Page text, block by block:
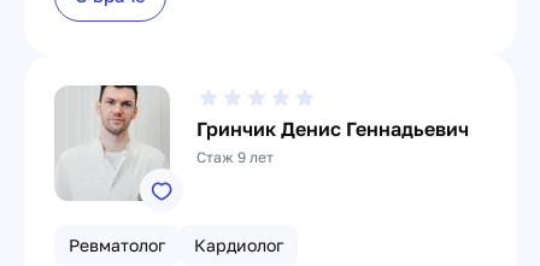
Гринчик Денис Геннадьевич
Стаж 9 лет
Ревматолог Кардиолог